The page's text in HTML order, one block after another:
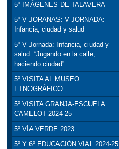
5º IMÁGENES DE TALAVERA
5º V JORANAS: V JORNADA:
Infancia, ciudad y salud
5º V Jornada: Infancia, ciudad y
salud. “Jugando en la calle,
haciendo ciudad”
5º VISITA AL MUSEO
ETNOGRÁFICO
5º VISITA GRANJA-ESCUELA
CAMELOT 2024-25
5º VÍA VERDE 2023
5º Y 6º EDUCACIÓN VIAL 2024-25